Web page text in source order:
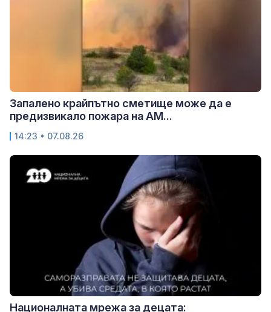
Запалено крайпътно сметище може да е
предизвикало пожара на АМ...
14:23 • 07.08.26
Националната мрежа за децата: